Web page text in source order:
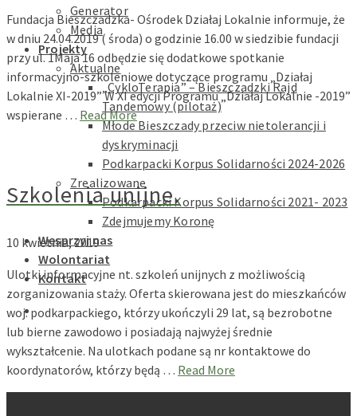
Generator
Media
Projekty
Aktualne
„CykloTerapia” – Bieszczadzki Rajd
Tandemowy (pilotaż)
Młode Bieszczady przeciw nietolerancji i
dyskryminacji
Podkarpacki Korpus Solidarności 2024-2026
Zrealizowane
Podkarpacki Korpus Solidarności 2021- 2023
Zdejmujemy Koronę
Wesprzyj nas
Wolontariat
Kontakt
Fundacja Bieszczadzka- Ośrodek Działaj Lokalnie informuje, że
w dniu 24.04.2019 ( środa) o godzinie 16.00 w siedzibie fundacji
przy ul. 1Maja 16 odbędzie się dodatkowe spotkanie
informacyjno-szkoleniowe dotyczące programu „Działaj
Lokalnie XI-2019” W XI edycji Programu „Działaj Lokalnie -2019”
wspierane … Read More
Szkolenia unijne.
10 kwietnia, 2019
Ulotki informacyjne nt. szkoleń unijnych z możliwością
zorganizowania staży. Oferta skierowana jest do mieszkańców
woj. podkarpackiego, którzy ukończyli 29 lat, są bezrobotne
lub bierne zawodowo i posiadają najwyżej średnie
wykształcenie. Na ulotkach podane są nr kontaktowe do
koordynatorów, którzy będą … Read More